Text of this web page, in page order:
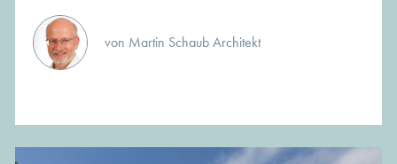
von Martin Schaub Architekt